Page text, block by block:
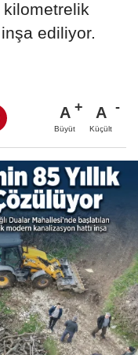
kilometrelik
ediliyor.
A
Büyüt
A
Küçült